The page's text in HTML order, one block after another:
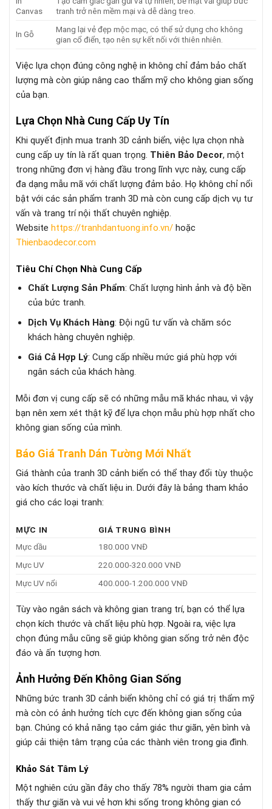
Canvas
tranh trở nên mềm mại và dễ dàng treo.
In Gỗ
Mang lại vẻ đẹp mộc mạc, có thể sử dụng cho không
gian cổ điển, tạo nên sự kết nối với thiên nhiên.
Việc lựa chọn đúng công nghệ in không chỉ đảm bảo chất
lượng mà còn giúp nâng cao thẩm mỹ cho không gian sống
của bạn.
Lựa Chọn Nhà Cung Cấp Uy Tín
Khi quyết định mua tranh 3D cảnh biển, việc lựa chọn nhà
cung cấp uy tín là rất quan trọng. Thiên Bảo Decor, một
trong những đơn vị hàng đầu trong lĩnh vực này, cung cấp
đa dạng mẫu mã với chất lượng đảm bảo. Họ không chỉ nổi
bật với các sản phẩm tranh 3D mà còn cung cấp dịch vụ tư
vấn và trang trí nội thất chuyên nghiệp.
Website https://tranhdantuong.info.vn/ hoặc
Thienbaodecor.com
Tiêu Chí Chọn Nhà Cung Cấp
Chất Lượng Sản Phẩm: Chất lượng hình ảnh và độ bền
của bức tranh.
Dịch Vụ Khách Hàng: Đội ngũ tư vấn và chăm sóc
khách hàng chuyên nghiệp.
Giá Cả Hợp Lý: Cung cấp nhiều mức giá phù hợp với
ngân sách của khách hàng.
Mỗi đơn vị cung cấp sẽ có những mẫu mã khác nhau, vì vậy
bạn nên xem xét thật kỹ để lựa chọn mẫu phù hợp nhất cho
không gian sống của mình.
Báo Giá Tranh Dán Tường Mới Nhất
Giá thành của tranh 3D cảnh biển có thể thay đổi tùy thuộc
vào kích thước và chất liệu in. Dưới đây là bảng tham khảo
giá cho các loại tranh:
MỰC IN
GIÁ TRUNG BÌNH
Mực dầu
180.000 VNĐ
Mực UV
220.000-320.000 VNĐ
Mực UV nổi
400.000-1.200.000 VNĐ
Tùy vào ngân sách và không gian trang trí, bạn có thể lựa
chọn kích thước và chất liệu phù hợp. Ngoài ra, việc lựa
chọn đúng mẫu cũng sẽ giúp không gian sống trở nên độc
đáo và ấn tượng hơn.
Ảnh Hưởng Đến Không Gian Sống
Những bức tranh 3D cảnh biển không chỉ có giá trị thẩm mỹ
mà còn có ảnh hưởng tích cực đến không gian sống của
bạn. Chúng có khả năng tạo cảm giác thư giãn, yên bình và
giúp cải thiện tâm trạng của các thành viên trong gia đình.
Khảo Sát Tâm Lý
Một nghiên cứu gần đây cho thấy 78% người tham gia cảm
thấy thư giãn và vui vẻ hơn khi sống trong không gian có